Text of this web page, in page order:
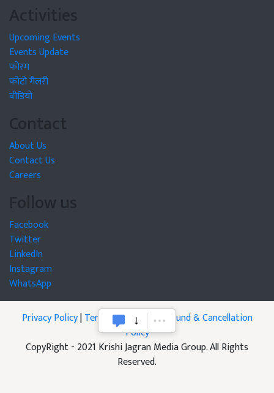
Activities
Upcoming Events
Events Update
फोरम
फोटो गैलरी
वीडियो
Contact
About Us
Contact Us
Careers
Follow us
Facebook
Twitter
LinkedIn
Instagram
WhatsApp
Privacy Policy|Terms of Service|Refund & Cancellation
Policy
CopyRight - 2021 Krishi Jagran Media Group. All Rights
Reserved.